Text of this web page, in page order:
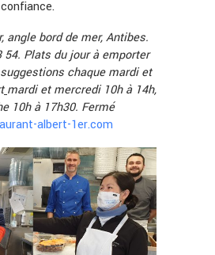
angle bord de mer, Antibes.
54. Plats du jour à emporter
chaque mardi et
mardi et mercredi 10h à 14h,
10h à 17h30. Fermé
albert-1er.com